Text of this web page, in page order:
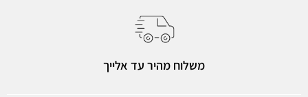
משלוח מהיר עד אלייך